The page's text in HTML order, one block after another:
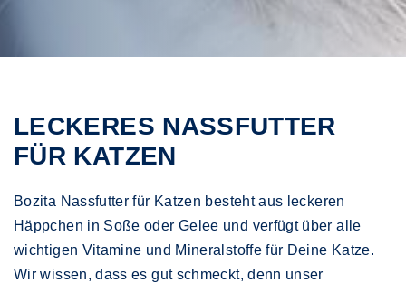
LECKERES NASSFUTTER
FÜR KATZEN
Bozita Nassfutter für Katzen besteht aus leckeren
Häppchen in Soße oder Gelee und verfügt über alle
wichtigen Vitamine und Mineralstoffe für Deine Katze.
Wir wissen, dass es gut schmeckt, denn unser